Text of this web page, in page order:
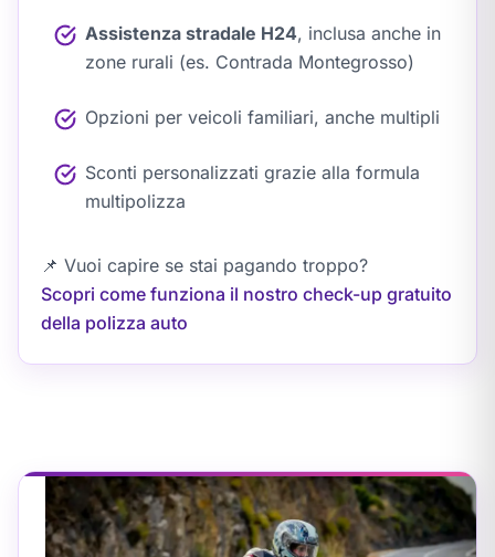
Assistenza stradale H24, inclusa anche in
zone rurali (es. Contrada Montegrosso)
Opzioni per veicoli familiari, anche multipli
Sconti personalizzati grazie alla formula
multipolizza
📌 Vuoi capire se stai pagando troppo?
Scopri come funziona il nostro check-up gratuito
della polizza auto